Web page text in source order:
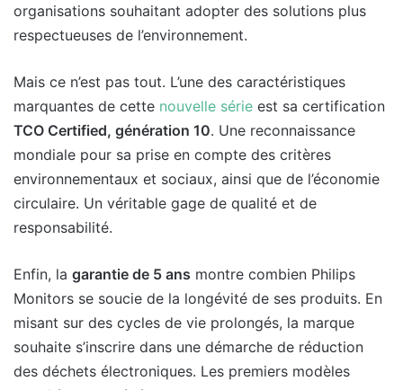
organisations souhaitant adopter des solutions plus
respectueuses de l’environnement.
Mais ce n’est pas tout. L’une des caractéristiques
marquantes de cette nouvelle série est sa certification
TCO Certified, génération 10. Une reconnaissance
mondiale pour sa prise en compte des critères
environnementaux et sociaux, ainsi que de l’économie
circulaire. Un véritable gage de qualité et de
responsabilité.
Enfin, la garantie de 5 ans montre combien Philips
Monitors se soucie de la longévité de ses produits. En
misant sur des cycles de vie prolongés, la marque
souhaite s’inscrire dans une démarche de réduction
des déchets électroniques. Les premiers modèles